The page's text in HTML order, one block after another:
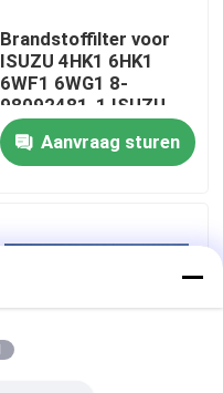
Brandstoffilter voor
ISUZU 4HK1 6HK1
6WF1 6WG1 8-
98092481-1 ISUZU
Truck Parts
Aanvraag sturen